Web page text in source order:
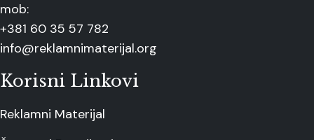
mob:
+381 60 35 57 782
info@reklamnimaterijal.org
Korisni Linkovi
Reklamni Materijal